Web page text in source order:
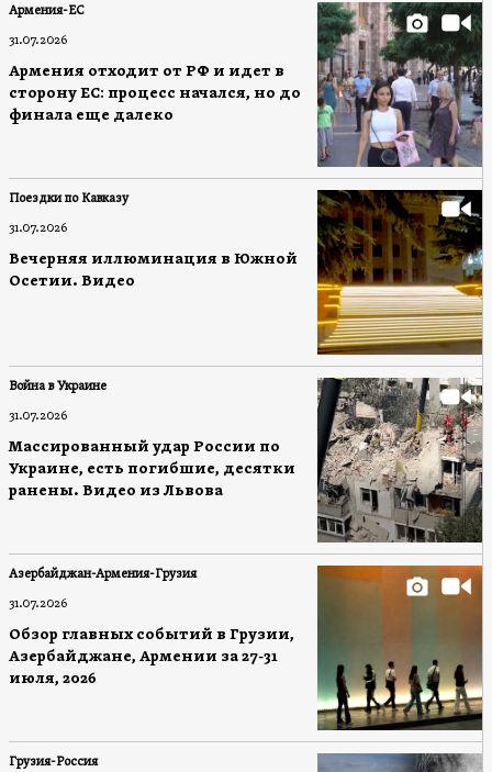
Армения-ЕС
31.07.2026
Армения отходит от РФ и идет в
сторону ЕС: процесс начался, но до
финала еще далеко
Поездки по Кавказу
31.07.2026
Вечерняя иллюминация в Южной
Осетии. Видео
Война в Украине
31.07.2026
Массированный удар России по
Украине, есть погибшие, десятки
ранены. Видео из Львова
Азербайджан-Армения-Грузия
31.07.2026
Обзор главных событий в Грузии,
Азербайджане, Армении за 27-31
июля, 2026
Грузия-Россия